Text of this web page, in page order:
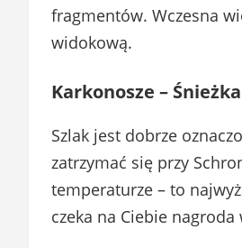
fragmentów. Wczesna
widokową.
Karkonosze –
Szlak jest dobrze
zatrzymać się przy
temperaturze – to
czeka na Ciebie